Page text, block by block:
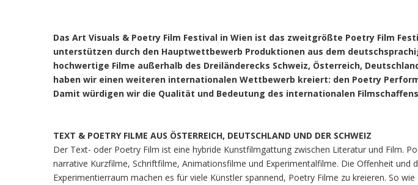
Das Art Visuals & Poetry Film Festival in Wien ist das zweitgrößte Poetry Film
unterstützen durch den Hauptwettbewerb Produktionen aus dem
hochwertige Filme außerhalb des Dreiländerecks Schweiz, Österreich,
haben wir einen weiteren internationalen Wettbewerb kreiert: den Poetry
Damit würdigen wir die Qualität und Bedeutung des internationalen
TEXT & POETRY FILME AUS ÖSTERREICH, DEUTSCHLAND UND DER SCHWEIZ
Der Text- oder Poetry Film ist eine hybride Kunstfilmgattung zwischen Literatur und Film.
narrative Kurzfilme, Schriftfilme, Animationsfilme und Experimentalfilme. Die Offenheit und
Experimentierraum machen es für viele Künstler spannend, Poetry Filme zu kreieren. So